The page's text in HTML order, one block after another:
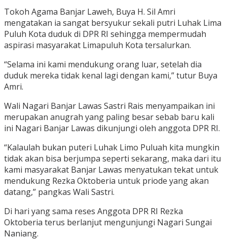
Tokoh Agama Banjar Laweh, Buya H. Sil Amri
mengatakan ia sangat bersyukur sekali putri Luhak Lima
Puluh Kota duduk di DPR RI sehingga mempermudah
aspirasi masyarakat Limapuluh Kota tersalurkan.
“Selama ini kami mendukung orang luar, setelah dia
duduk mereka tidak kenal lagi dengan kami,” tutur Buya
Amri.
Wali Nagari Banjar Lawas Sastri Rais menyampaikan ini
merupakan anugrah yang paling besar sebab baru kali
ini Nagari Banjar Lawas dikunjungi oleh anggota DPR RI.
“Kalaulah bukan puteri Luhak Limo Puluah kita mungkin
tidak akan bisa berjumpa seperti sekarang, maka dari itu
kami masyarakat Banjar Lawas menyatukan tekat untuk
mendukung Rezka Oktoberia untuk priode yang akan
datang,” pangkas Wali Sastri.
Di hari yang sama reses Anggota DPR RI Rezka
Oktoberia terus berlanjut mengunjungi Nagari Sungai
Naniang.